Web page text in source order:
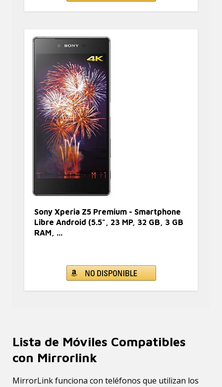
Sony Xperia Z5 Premium - Smartphone
Libre Android (5.5", 23 MP, 32 GB, 3 GB
RAM, ...
Lista de Móviles Compatibles
con Mirrorlink
MirrorLink funciona con teléfonos que utilizan los